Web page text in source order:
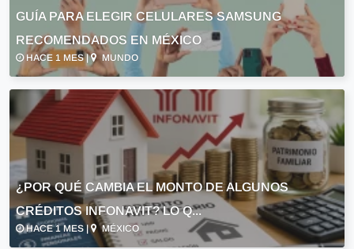
GUÍA PARA ELEGIR CELULARES SAMSUNG
RECOMENDADOS EN MÉXICO
HACE 1 MES | MUNDO
¿POR QUÉ CAMBIA EL MONTO DE ALGUNOS
CRÉDITOS INFONAVIT? LO Q...
HACE 1 MES | MÉXICO